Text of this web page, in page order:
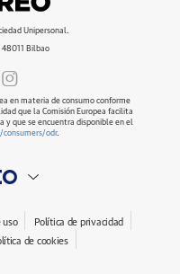
Unipersonal.
48011 Bilbao
en materia de consumo conforme
que la Comisión Europea facilita
y que se encuentra disponible en el
odr.
uso
Política de privacidad
de cookies